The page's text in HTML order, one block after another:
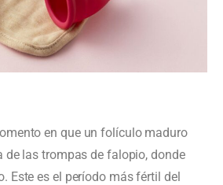
en que un folículo maduro
de las trompas de falopio, donde
Este es el período más fértil del